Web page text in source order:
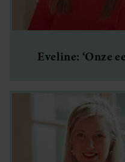
Eveline: ‘Onze